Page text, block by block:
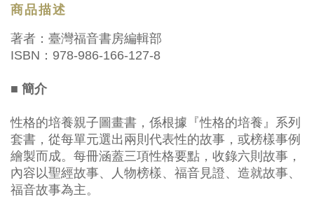
商品描述
著者：臺灣福音書房編輯部
ISBN：978-986-166-127-8
■ 簡介
性格的培養親子圖畫書，係根據『性格的培養』系列
套書，從每單元選出兩則代表性的故事，或榜樣事例
繪製而成。每冊涵蓋三項性格要點，收錄六則故事，
內容以聖經故事、人物榜樣、福音見證、造就故事、
福音故事為主。